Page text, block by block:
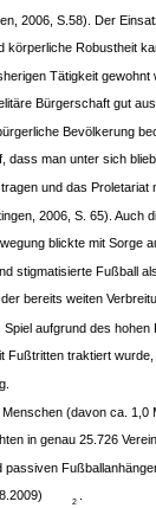
2006, S.58). Der
körperliche Robustheit
Tätigkeit
Bürgerschaft gut
Bevölkerung
dass man unter sich
und das Proletariat
2006, S. 65). Auch
blickte mit Sorge
stigmatisierte Fußball
bereits weiten
aufgrund des
Fußtritten traktiert
(davon ca. 1,0
in genau 25.726
2